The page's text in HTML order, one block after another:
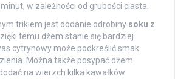
w zależności od grubości ciasta.
trikiem jest dodanie odrobiny soku z
temu dżem stanie się bardziej
cytrynowy może podkreślić smak
Można także posypać dżem
na wierzch kilka kawałków